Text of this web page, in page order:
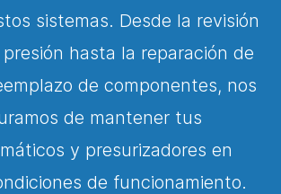
sistemas. Desde la revisión
hasta la reparación de
de componentes, nos
de mantener tus
y presurizadores en
de funcionamiento.